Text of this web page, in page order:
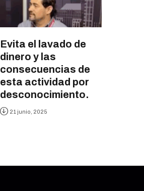
Evita el lavado de
dinero y las
consecuencias de
esta actividad por
desconocimiento.
21 junio, 2025